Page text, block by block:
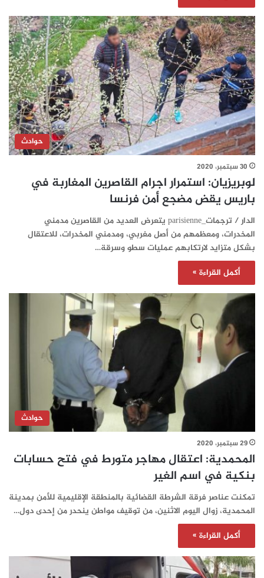
حوادث
30 سبتمبر، 2020
لوبريزيان: استمرار اجرام القاصرين المغاربة في
باريس يقض مضجع أمن فرنسا
الدار / ترجمات_parisienne يتعرض العديد من القاصرين مدمني
المخدرات، ومعظمهم من أصل مغربي، ومدمني المخدرات، للاعتقال
بشكل متزايد لارتكابهم عمليات سطو وسرقة…
أكمل القراءة »
حوادث
29 سبتمبر، 2020
المحمدية: اعتقال مهاجر متورط في فتح حسابات
بنكية في اسم الغير
تمكنت عناصر فرقة الشرطة القضائية بالمنطقة الإقليمية للأمن بمدينة
المحمدية، زوال اليوم الاثنين، من توقيف مواطن ينحدر من إحدى دول…
أكمل القراءة »